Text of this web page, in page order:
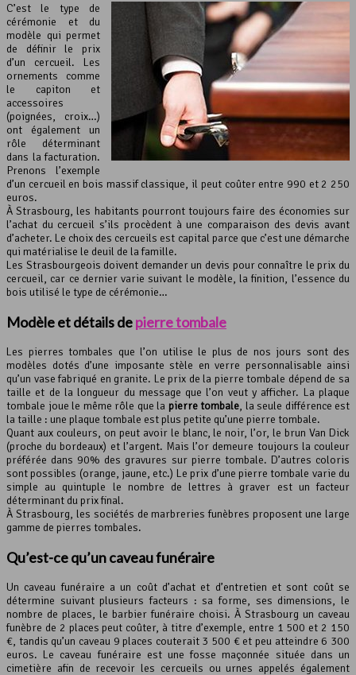
C’est le type de
cérémonie et du
modèle qui permet
de définir le prix
d’un cercueil. Les
ornements comme
le capiton et
accessoires
(poignées, croix…)
ont également un
rôle déterminant
dans la facturation.
Prenons l’exemple
d’un cercueil en bois massif classique, il peut coûter entre 990 et 2 250
euros.
À Strasbourg, les habitants pourront toujours faire des économies sur
l’achat du cercueil s’ils procèdent à une comparaison des devis avant
d’acheter. Le choix des cercueils est capital parce que c’est une démarche
qui matérialise le deuil de la famille.
Les Strasbourgeois doivent demander un devis pour connaître le prix du
cercueil, car ce dernier varie suivant le modèle, la finition, l’essence du
bois utilisé le type de cérémonie…
Modèle et détails depierre tombale
Les pierres tombales que l’on utilise le plus de nos jours sont des
modèles dotés d’une imposante stèle en verre personnalisable ainsi
qu’un vase fabriqué en granite. Le prix de la pierre tombale dépend de sa
taille et de la longueur du message que l’on veut y afficher. La plaque
tombale joue le même rôle que la pierre tombale, la seule différence est
la taille : une plaque tombale est plus petite qu’une pierre tombale.
Quant aux couleurs, on peut avoir le blanc, le noir, l’or, le brun Van Dick
(proche du bordeaux) et l’argent. Mais l’or demeure toujours la couleur
préférée dans 90% des gravures sur pierre tombale. D’autres coloris
sont possibles (orange, jaune, etc.) Le prix d’une pierre tombale varie du
simple au quintuple le nombre de lettres à graver est un facteur
déterminant du prix final.
À Strasbourg, les sociétés de marbreries funèbres proposent une large
gamme de pierres tombales.
Qu’est-ce qu’un caveau funéraire
Un caveau funéraire a un coût d’achat et d’entretien et sont coût se
détermine suivant plusieurs facteurs : sa forme, ses dimensions, le
nombre de places, le barbier funéraire choisi. À Strasbourg un caveau
funèbre de 2 places peut coûter, à titre d’exemple, entre 1 500 et 2 150
€, tandis qu’un caveau 9 places couterait 3 500 € et peu atteindre 6 300
euros. Le caveau funéraire est une fosse maçonnée située dans un
cimetière afin de recevoir les cercueils ou urnes appelés également